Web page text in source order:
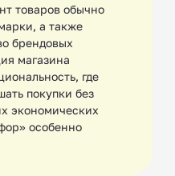
товаров обычно
а также
брендовых
магазина
где
покупки без
экономических
особенно